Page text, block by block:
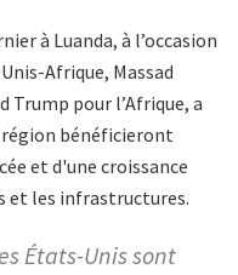
à Luanda, à l’occasion
Afrique, Massad
Trump pour l’Afrique, a
région bénéficieront
et d'une croissance
et les infrastructures.
États-Unis sont